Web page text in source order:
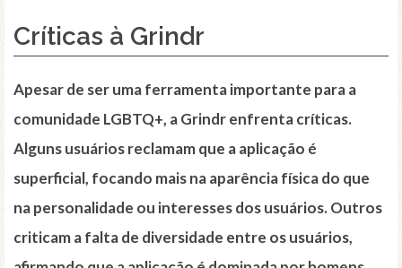
Críticas à Grindr
Apesar de ser uma ferramenta importante para a
comunidade LGBTQ+, a Grindr enfrenta críticas.
Alguns usuários reclamam que a aplicação é
superficial, focando mais na aparência física do que
na personalidade ou interesses dos usuários. Outros
criticam a falta de diversidade entre os usuários,